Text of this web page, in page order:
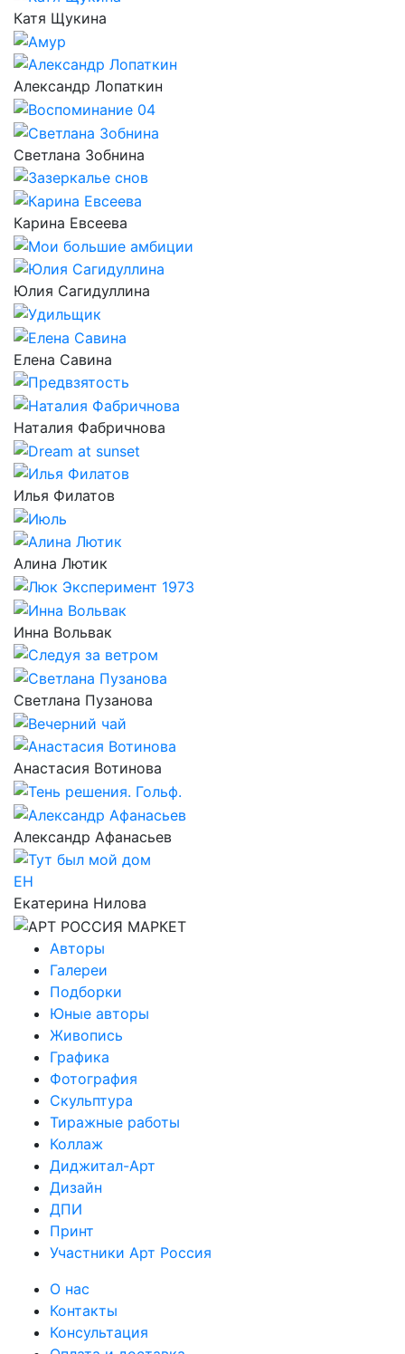
Катя Щукина
Александр Лопаткин
Светлана Зобнина
Карина Евсеева
Юлия Сагидуллина
Елена Савина
Наталия Фабричнова
Илья Филатов
Алина Лютик
Инна Вольвак
Светлана Пузанова
Анастасия Вотинова
Александр Афанасьев
ЕН
Екатерина Нилова
Авторы
Галереи
Подборки
Юные авторы
Живопись
Графика
Фотография
Скульптура
Тиражные работы
Коллаж
Диджитал-Арт
Дизайн
ДПИ
Принт
Участники Арт Россия
О нас
Контакты
Консультация